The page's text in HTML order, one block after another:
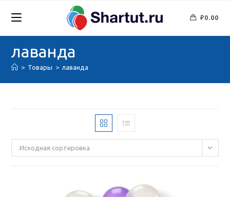
₽0.00
лаванда
> Товары > лаванда
Исходная сортировка